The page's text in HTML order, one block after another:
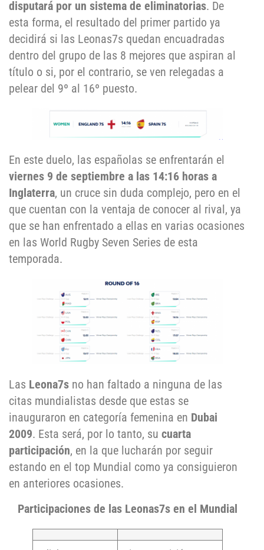
disputará por un sistema de eliminatorias. De
esta forma, el resultado del primer partido ya
decidirá si las Leonas7s quedan encuadradas
dentro del grupo de las 8 mejores que aspiran al
título o si, por el contrario, se ven relegadas a
pelear del 9º al 16º puesto.
En este duelo, las españolas se enfrentarán el
viernes 9 de septiembre a las 14:16 horas a
Inglaterra, un cruce sin duda complejo, pero en el
que cuentan con la ventaja de conocer al rival, ya
que se han enfrentado a ellas en varias ocasiones
en las World Rugby Seven Series de esta
temporada.
Las Leona7s no han faltado a ninguna de las
citas mundialistas desde que estas se
inauguraron en categoría femenina en Dubai
2009. Esta será, por lo tanto, su cuarta
participación, en la que lucharán por seguir
estando en el top Mundial como ya consiguieron
en anteriores ocasiones.
Participaciones de las Leonas7s en el Mundial